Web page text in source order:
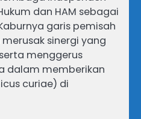
dan HAM sebagai
garis pemisah
sinergi yang
menggerus
dalam memberikan
curiae) di